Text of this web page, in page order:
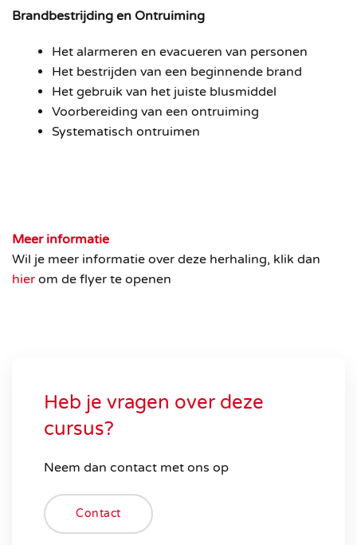
Brandbestrijding en Ontruiming
Het alarmeren en evacueren van personen
Het bestrijden van een beginnende brand
Het gebruik van het juiste blusmiddel
Voorbereiding van een ontruiming
Systematisch ontruimen
Meer informatie
Wil je meer informatie over deze herhaling, klik dan
hier om de flyer te openen
Heb je vragen over deze
cursus?
Neem dan contact met ons op
Contact